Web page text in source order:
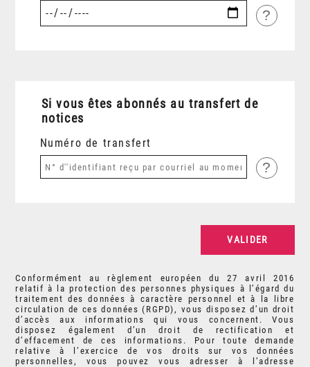
?
Si vous êtes abonnés au transfert de
notices
Numéro de transfert
?
Conformément au règlement européen du 27 avril 2016
relatif à la protection des personnes physiques à l’égard du
traitement des données à caractère personnel et à la libre
circulation de ces données (RGPD), vous disposez d’un droit
d’accès aux informations qui vous concernent. Vous
disposez également d’un droit de rectification et
d’effacement de ces informations. Pour toute demande
relative à l’exercice de vos droits sur vos données
personnelles, vous pouvez vous adresser à l’adresse